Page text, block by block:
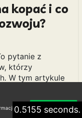
kopać i co
pytanie z
którzy
W tym artykule
zazwyczaj
a także
u podstaw tego
0.5155 seconds.
Akceptuję